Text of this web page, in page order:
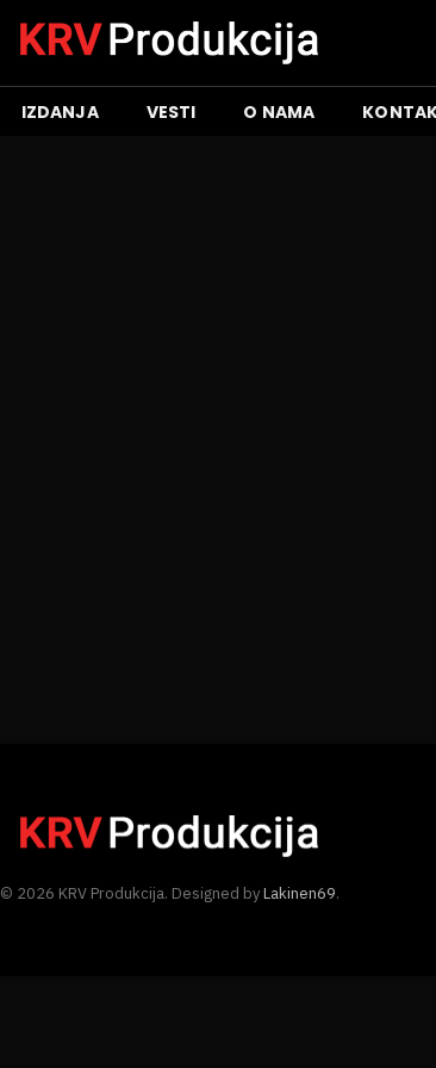
IZDANJA VESTI O NAMA
© 2026 KRV Produkcija. Designed byLakinen69.